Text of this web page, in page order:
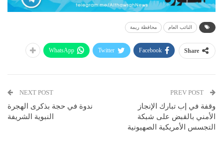
النائب العام محافظة ريمة
Share
Facebook
Twitter
WhatsApp
وقفة في إب تبارك الإنجاز
الأمني بالقبض على شبكة
التجسس الأمريكية الصهيونية
NEXT POST
ندوة في حجة بذكرى الهجرة
النبوية الشريفة